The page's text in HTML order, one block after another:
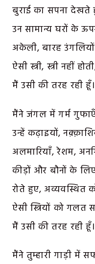
बुराई का सपना देखते
उन सामान्य घरों के
अकेली, बारह उंगलियों
ऐसी स्त्री, स्त्री नहीं
मैं उसी की तरह रही हूँ।
मैंने जंगल में गर्म
उन्हें कढ़ाइयों,
अलमारियाँ, रेशम,
कीड़ों और बौनों के
रोते हुए, अव्यवस्थित
ऐसी स्त्रियों को गलत
मैं उसी की तरह रही हूँ।
मैंने तुम्हारी गाड़ी में